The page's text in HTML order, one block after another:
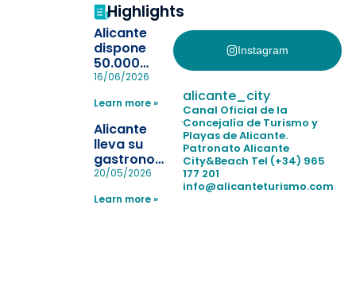
Highlights
Alicante
dispone
50.000
pulseras
la
pérdida de niños
en las
playas y
realiza con
éxito un
simulacro de socorrismo
16/06/2026
Learn more »
Alicante
lleva su
gastronomía
a Madrid
reforzar el
20/05/2026
Learn more »
Instagram
alicante_city
Canal Oficial de la
Concejalía de Turismo y
Playas de Alicante.
Patronato Alicante
City&Beach Tel (+34) 965
177 201
info@alicanteturismo.com